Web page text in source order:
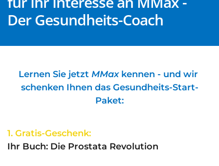
unserer Redaktionsteam zur Verfügung:
guenter.stein@maxlq.de
Der Gesundheits-Coach
Lernen Sie jetzt MMax kennen - und wir
schenken Ihnen das Gesundheits-Start-
Paket:
1. Gratis-Geschenk:
Ihr Buch: Die Prostata Revolution